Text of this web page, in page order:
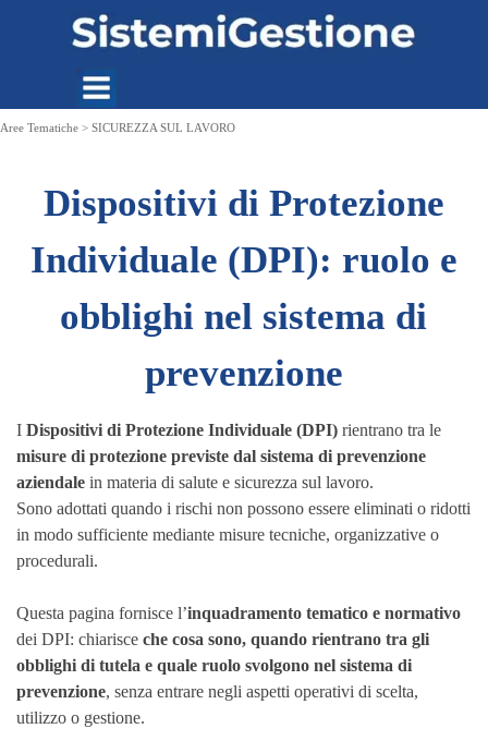
Aree Tematiche > SICUREZZA SUL LAVORO
Dispositivi di Protezione
Individuale (DPI): ruolo e
obblighi nel sistema di
prevenzione
I Dispositivi di Protezione Individuale (DPI) rientrano tra le
misure di protezione previste dal sistema di prevenzione
aziendale in materia di salute e sicurezza sul lavoro.
Sono adottati quando i rischi non possono essere eliminati o ridotti
in modo sufficiente mediante misure tecniche, organizzative o
procedurali.
Questa pagina fornisce l’inquadramento tematico e normativo
dei DPI: chiarisce che cosa sono, quando rientrano tra gli
obblighi di tutela e quale ruolo svolgono nel sistema di
prevenzione, senza entrare negli aspetti operativi di scelta,
utilizzo o gestione.